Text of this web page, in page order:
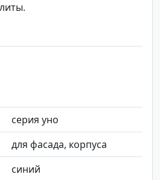
серия уно
для фасада, корпуса
синий